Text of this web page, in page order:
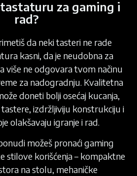
za gaming i
rad?
da neki tasteri ne rade
kasni, da je neudobna za
više ne odgovara tvom načinu
za nadogradnju. Kvalitetna
doneti bolji osećaj kucanja,
tastere, izdržljiviju konstrukciju i
olakšavaju igranje i rad.
možeš pronaći gaming
stilove korišćenja – kompaktne
na stolu, mehaničke